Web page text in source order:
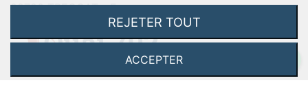
29720 TREOGAT - France
REJETER TOUT
ACCEPTER